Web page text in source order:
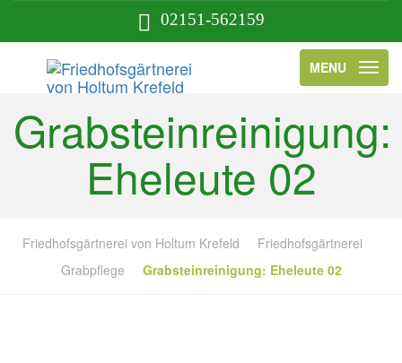
02151-562159
MENU
Grabsteinreinigung:
Eheleute 02
Friedhofsgärtnerei von Holtum Krefeld
Friedhofsgärtnerei
Grabpflege
Grabsteinreinigung: Eheleute 02